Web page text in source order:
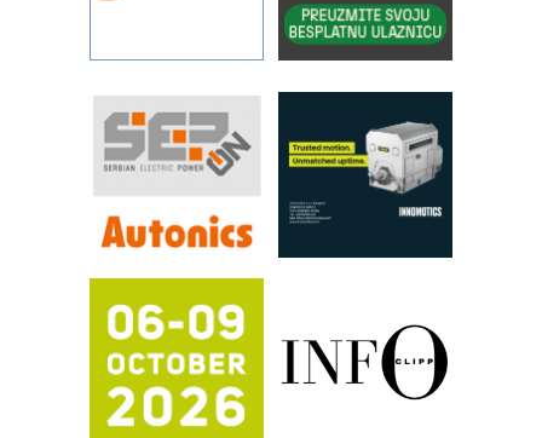
povećavaju pouzdanost hidrauličkih
pouzdanost u transferu fluida
Filtration Group Industrial – Napredna
rešenja za filtraciju u hidrauličkim i
procesnim sistemima
RILINEX kompanije Rittal
FANUC: Najbolje za vašu pametnu
Efikasno upravljanje energijom
Automatizacija pakovanja · Display
(Shelf-Ready) omotnice
Potpuna efikasnost bez složenih
sistema